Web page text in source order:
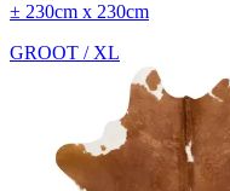
± 230cm x 230cm
GROOT / XL